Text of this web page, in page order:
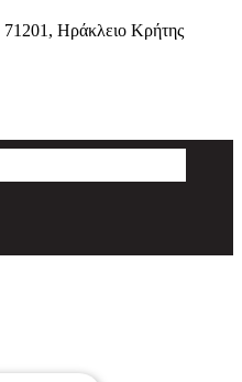
71201, Ηράκλειο Κρήτης